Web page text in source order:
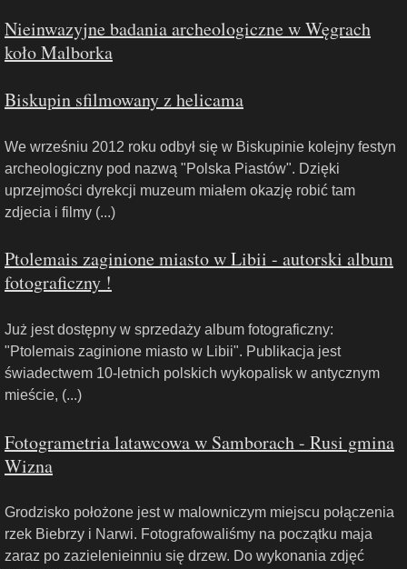
Nieinwazyjne badania archeologiczne w Węgrach
koło Malborka
Biskupin sfilmowany z helicama
We wrześniu 2012 roku odbył się w Biskupinie kolejny festyn
archeologiczny pod nazwą "Polska Piastów". Dzięki
uprzejmości dyrekcji muzeum miałem okazję robić tam
zdjecia i filmy (...)
Ptolemais zaginione miasto w Libii - autorski album
fotograficzny !
Już jest dostępny w sprzedaży album fotograficzny:
"Ptolemais zaginione miasto w Libii". Publikacja jest
świadectwem 10-letnich polskich wykopalisk w antycznym
mieście, (...)
Fotogrametria latawcowa w Samborach - Rusi gmina
Wizna
Grodzisko położone jest w malowniczym miejscu połączenia
rzek Biebrzy i Narwi. Fotografowaliśmy na początku maja
zaraz po zazielenieinniu się drzew. Do wykonania zdjęć